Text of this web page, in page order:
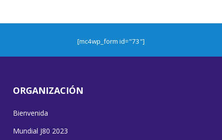
[mc4wp_form id="73"]
ORGANIZACIÓN
Bienvenida
Mundial J80 2023